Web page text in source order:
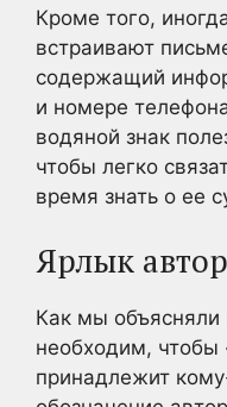
Кроме того,
встраивают
содержащий
и номере
водяной знак
чтобы легко
время знать о ее
Ярлык
Как мы
необходим, чтобы
принадлежит